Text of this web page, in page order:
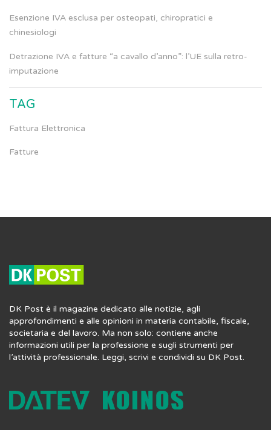
Esenzione IVA esclusa per osteopati, chiropratici e
chinesiologi
Detrazione IVA e fatture “a cavallo d’anno”: l’UE sulla retro-
imputazione
TAG
Fattura Elettronica
Fatture
DK Post è il magazine dedicato alle notizie, agli
approfondimenti e alle opinioni in materia contabile, fiscale,
societaria e del lavoro. Ma non solo: contiene anche
informazioni utili per la professione e sugli strumenti per
l’attività professionale. Leggi, scrivi e condividi su DK Post.